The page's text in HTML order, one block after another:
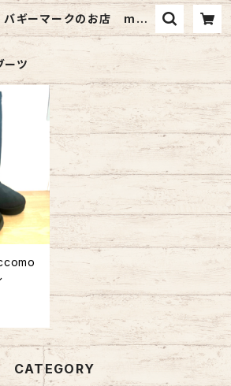
バギーマークのお店 mon
mignon pêche
ーツ
CATEGORY